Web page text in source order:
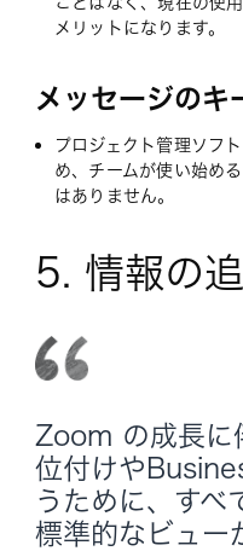
メリットになります。
メッセージのキ
プロジェクト管理ソフ
め、チームが使い始め
はありません。
5. 情報の
Zoom の成長に
位付けや
うために、すべ
標準的なビュー